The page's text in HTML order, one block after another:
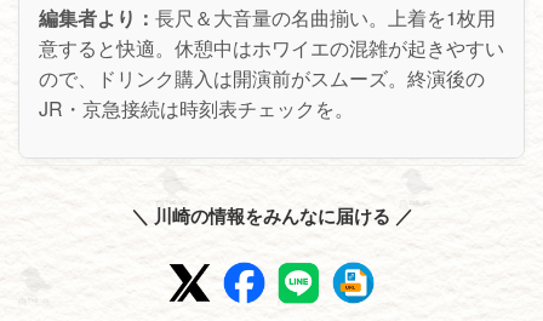
編集者より： 長尺＆大音量の名曲揃い。上着を1枚用
意すると快適。休憩中はホワイエの混雑が起きやすい
ので、ドリンク購入は開演前がスムーズ。終演後の
JR・京急接続は時刻表チェックを。
＼ 川崎の情報をみんなに届ける ／